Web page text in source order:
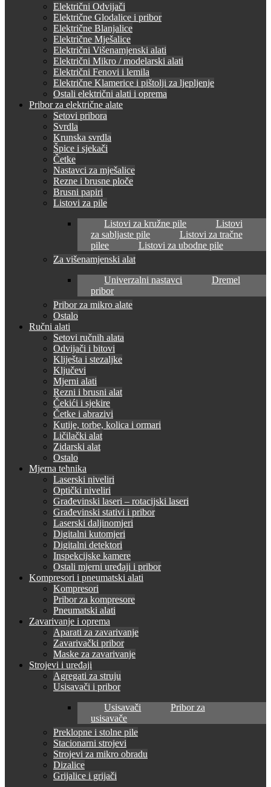
Električni Odvijači
Električne Glodalice i pribor
Električne Blanjalice
Električne Mješalice
Električni Višenamjenski alati
Električni Mikro / modelarski alati
Električni Fenovi i lemila
Električne Klamerice i pištolji za ljepljenje
Ostali električni alati i oprema
Pribor za električne alate
Setovi pribora
Svrdla
Krunska svrdla
Špice i sjekači
Četke
Nastavci za mješalice
Rezne i brusne ploče
Brusni papiri
Listovi za pile
Listovi za kružne pile
Listovi
za sabljaste pile
Listovi za tračne
pilee
Listovi za ubodne pile
Za višenamjenski alat
Univerzalni nastavci
Dremel
pribor
Pribor za mikro alate
Ostalo
Ručni alati
Setovi ručnih alata
Odvijači i bitovi
Kliješta i stezaljke
Ključevi
Mjerni alati
Rezni i brusni alat
Čekići i sjekire
Četke i abrazivi
Kutije, torbe, kolica i ormari
Ličilački alat
Zidarski alat
Ostalo
Mjerna tehnika
Laserski niveliri
Optički niveliri
Građevinski laseri – rotacijski laseri
Građevinski stativi i pribor
Laserski daljinomjeri
Digitalni kutomjeri
Digitalni detektori
Inspekcijske kamere
Ostali mjerni uređaji i pribor
Kompresori i pneumatski alati
Kompresori
Pribor za kompresore
Pneumatski alati
Zavarivanje i oprema
Aparati za zavarivanje
Zavarivački pribor
Maske za zavarivanje
Strojevi i uređaji
Agregati za struju
Usisavači i pribor
Usisavači
Pribor za
usisavače
Preklopne i stolne pile
Stacionarni strojevi
Strojevi za mikro obradu
Dizalice
Grijalice i grijači